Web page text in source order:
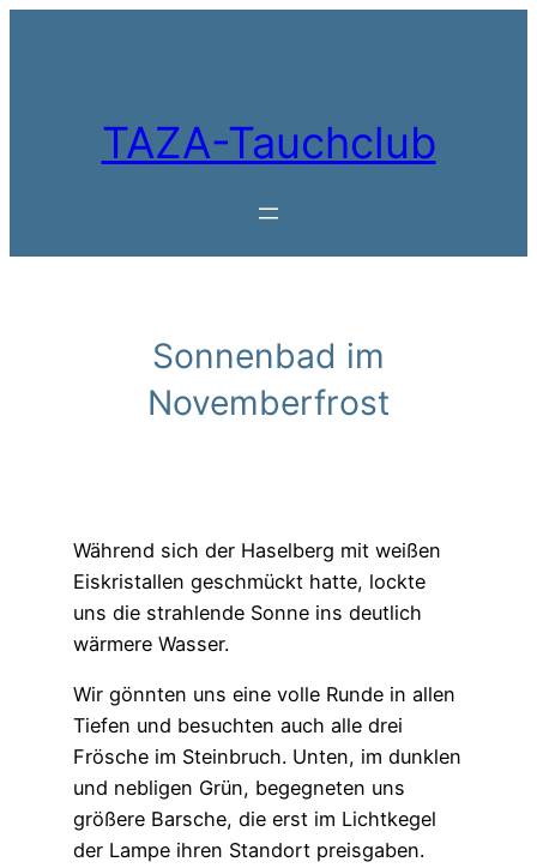
TAZA-Tauchclub
Sonnenbad im
Novemberfrost
Während sich der Haselberg mit weißen
Eiskristallen geschmückt hatte, lockte
uns die strahlende Sonne ins deutlich
wärmere Wasser.
Wir gönnten uns eine volle Runde in allen
Tiefen und besuchten auch alle drei
Frösche im Steinbruch. Unten, im dunklen
und nebligen Grün, begegneten uns
größere Barsche, die erst im Lichtkegel
der Lampe ihren Standort preisgaben.